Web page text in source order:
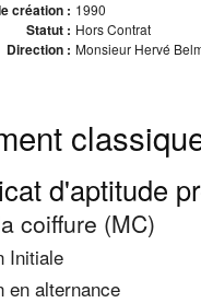
création : 1990
Statut : Hors Contrat
Direction : Monsieur Hervé
d'aptitude
coiffure (MC)
Initiale
en alternance